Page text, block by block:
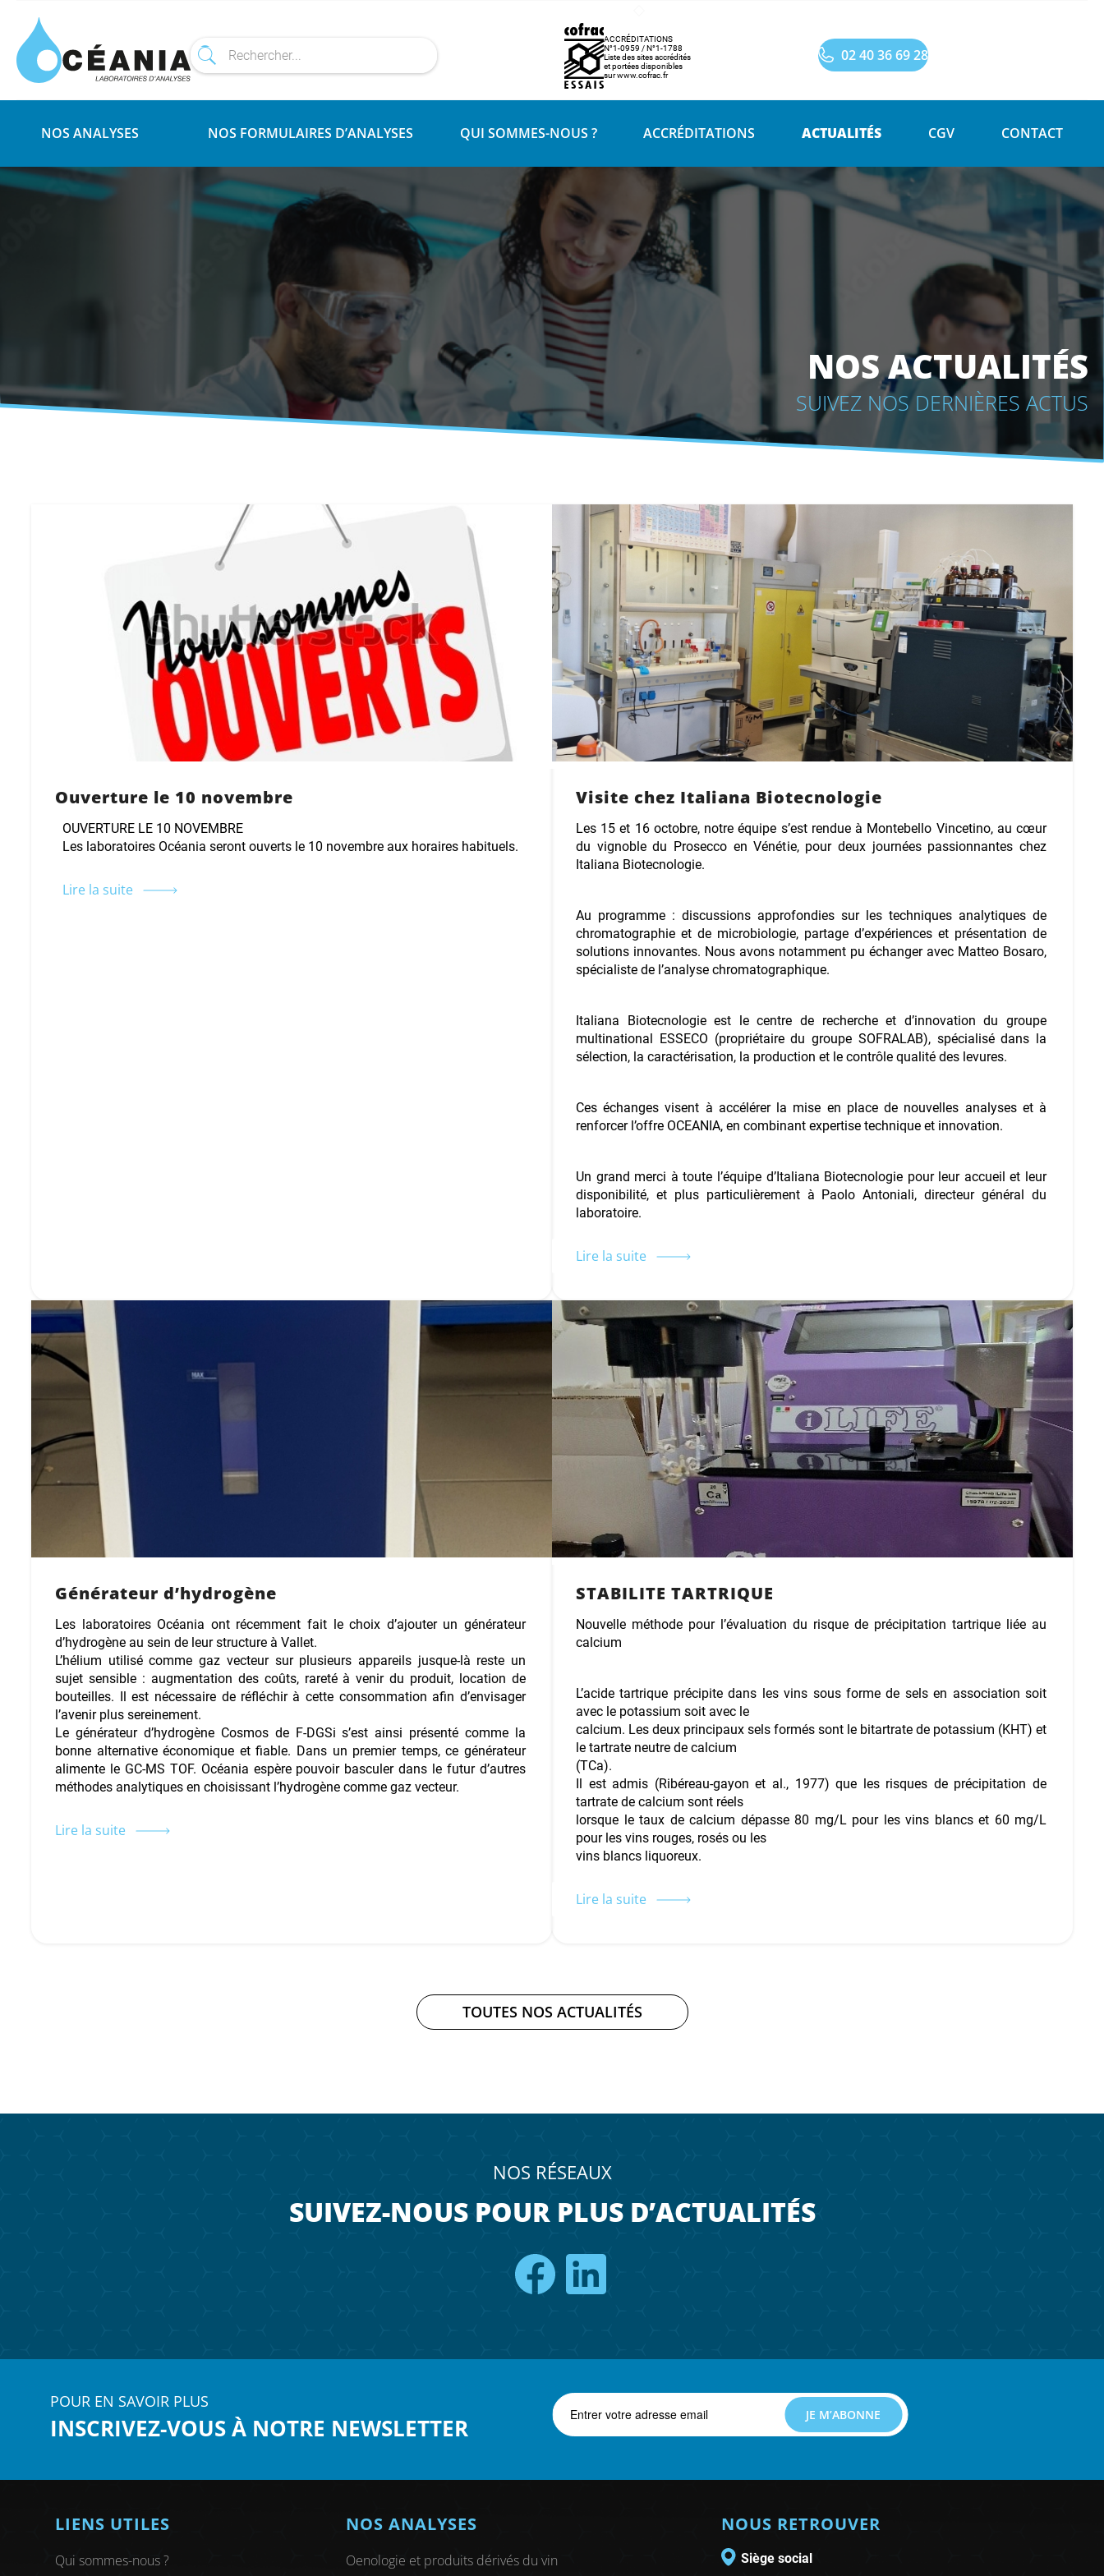
ACCRÉDITATIONS
N°1-0959 / N°1-1788
Liste des sites accrédités
et portées disponibles
sur www.cofrac.fr
02 40 36 69 28
NOS ANALYSES NOS FORMULAIRES D’ANALYSES QUI SOMMES-NOUS ? ACCRÉDITATIONS ACTUALITÉS CGV CONTACT
NOS ACTUALITÉS
SUIVEZ NOS DERNIÈRES ACTUS
Ouverture le 10 novembre
OUVERTURE LE 10 NOVEMBRE
Les laboratoires Océania seront ouverts le 10 novembre aux horaires habituels.
Lire la suite
Visite chez Italiana Biotecnologie
Les 15 et 16 octobre, notre équipe s’est rendue à Montebello Vincetino, au cœur
du vignoble du Prosecco en Vénétie, pour deux journées passionnantes chez
Italiana Biotecnologie.
Au programme : discussions approfondies sur les techniques analytiques de
chromatographie et de microbiologie, partage d’expériences et présentation de
solutions innovantes. Nous avons notamment pu échanger avec Matteo Bosaro,
spécialiste de l’analyse chromatographique.
Italiana Biotecnologie est le centre de recherche et d’innovation du groupe
multinational ESSECO (propriétaire du groupe SOFRALAB), spécialisé dans la
sélection, la caractérisation, la production et le contrôle qualité des levures.
Ces échanges visent à accélérer la mise en place de nouvelles analyses et à
renforcer l’offre OCEANIA, en combinant expertise technique et innovation.
Un grand merci à toute l’équipe d’Italiana Biotecnologie pour leur accueil et leur
disponibilité, et plus particulièrement à Paolo Antoniali, directeur général du
laboratoire.
Lire la suite
Générateur d’hydrogène
Les laboratoires Océania ont récemment fait le choix d’ajouter un générateur
d’hydrogène au sein de leur structure à Vallet.
L’hélium utilisé comme gaz vecteur sur plusieurs appareils jusque-là reste un
sujet sensible : augmentation des coûts, rareté à venir du produit, location de
bouteilles. Il est nécessaire de réfléchir à cette consommation afin d’envisager
l’avenir plus sereinement.
Le générateur d’hydrogène Cosmos de F-DGSi s’est ainsi présenté comme la
bonne alternative économique et fiable. Dans un premier temps, ce générateur
alimente le GC-MS TOF. Océania espère pouvoir basculer dans le futur d’autres
méthodes analytiques en choisissant l’hydrogène comme gaz vecteur.
Lire la suite
STABILITE TARTRIQUE
Nouvelle méthode pour l’évaluation du risque de précipitation tartrique liée au
calcium
L’acide tartrique précipite dans les vins sous forme de sels en association soit
avec le potassium soit avec le
calcium. Les deux principaux sels formés sont le bitartrate de potassium (KHT) et
le tartrate neutre de calcium
(TCa).
Il est admis (Ribéreau-gayon et al., 1977) que les risques de précipitation de
tartrate de calcium sont réels
lorsque le taux de calcium dépasse 80 mg/L pour les vins blancs et 60 mg/L
pour les vins rouges, rosés ou les
vins blancs liquoreux.
Lire la suite
TOUTES NOS ACTUALITÉS
NOS RÉSEAUX
SUIVEZ-NOUS POUR PLUS D’ACTUALITÉS
POUR EN SAVOIR PLUS
INSCRIVEZ-VOUS À NOTRE NEWSLETTER
LIENS UTILES
Qui sommes-nous ?
NOS ANALYSES
Oenologie et produits dérivés du vin
NOUS RETROUVER
Siège social